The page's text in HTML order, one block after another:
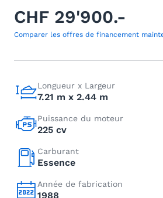
CHF 29'900.-
Comparer les offres de financement
Longueur x Largeur
7.21 m x 2.44 m
Puissance du moteur
225 cv
Carburant
Essence
Année de fabrication
1988